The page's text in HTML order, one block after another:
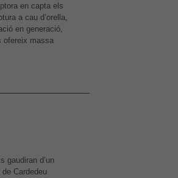
en capta els
a cau d’orella,
en generació,
ofereix massa
gaudiran d’un
Cardedeu